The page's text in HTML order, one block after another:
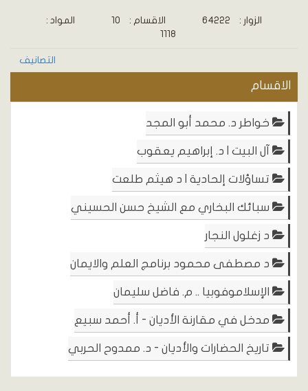
الزوار : 64222 الاقسام : 10
المواد :
1118
التصانيف
الاقسام
خواطر د. محمد أبو المجد
آل البيت | د. إبراهيم يعقوب
تساؤلات إلحادية | د هيثم طلعت
سبائك البخاري مع الشيخ حسن الحسيني
د زغلول النجار
د مصطفى محمود برنامج العلم والايمان
الإسلاموفوبيا .. م. فاضل سليمان
مدخل في مقارنة الأديان - أ. أحمد سبيع
تاريخ الحضارات والأديان - د. ممدوح الحربي